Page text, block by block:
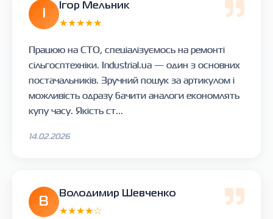
Ігор Мельник
★★★★★
Працюю на СТО, спеціалізуємось на ремонті
сільгосптехніки. Industrial.ua — один з основних
постачальників. Зручний пошук за артикулом і
можливість одразу бачити аналоги економлять
купу часу. Якість ст...
14.02.2026
В
Володимир Шевченко
★★★★☆